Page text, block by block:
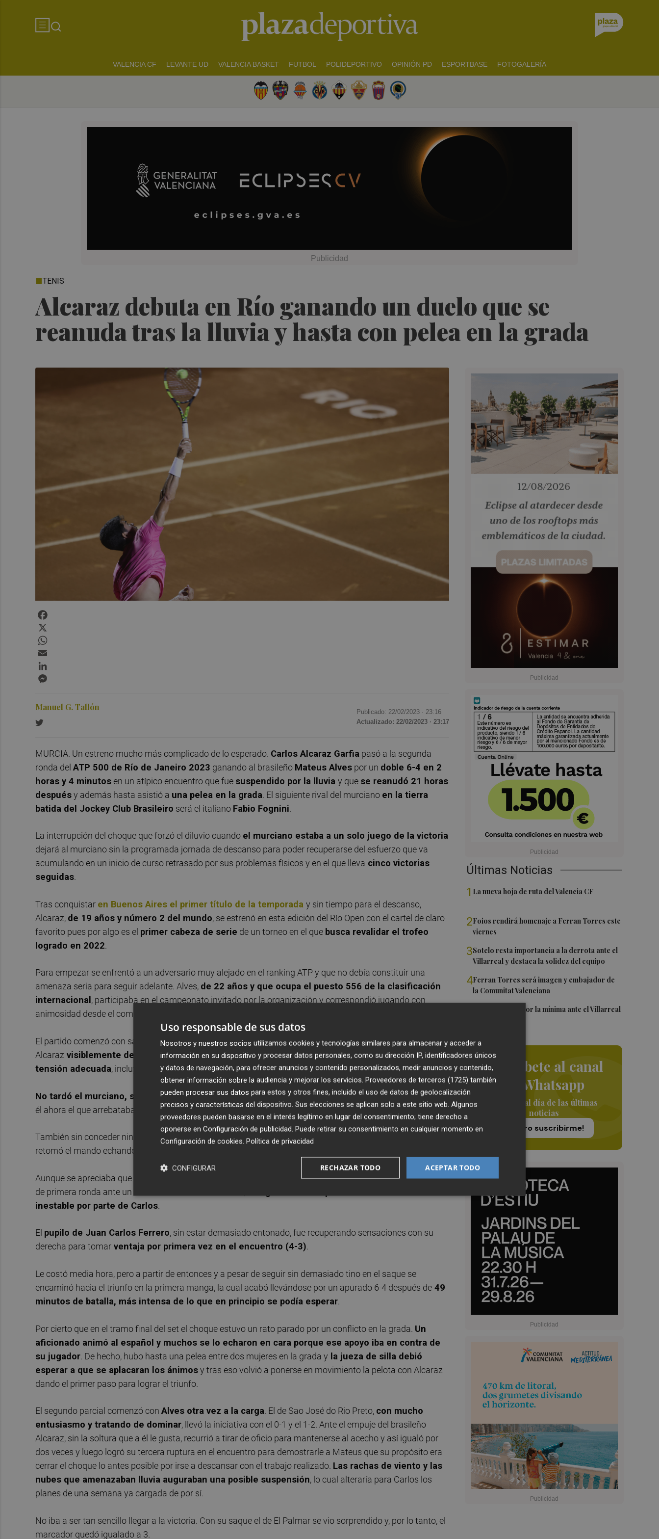
VALENCIA CF LEVANTE UD VALENCIA BASKET FUTBOL POLIDEPORTIVO OPINIÓN PD ESPORTBASE FOTOGALERÍA
Alcaraz debuta en Río ganando un duelo que se
reanuda tras la lluvia y hasta con pelea en la grada
TENIS
Últimas Noticias
1 La nueva hoja de ruta del Valencia CF
2Foios rendirá homenaje a Ferran Torres este
viernes
3Sotelo resta importancia a la derrota ante el
Villarreal y destaca la solidez del equipo
4Ferran Torres será imagen y embajador de
la Comunitat Valenciana
El Levante cae por la mínima ante el Villarreal
Suscríbete al canal
de Whatsapp
Siempre al día de las últimas
noticias
¡Quiero suscribirme!
Manuel G. Tallón Publicado: 22/02/2023 · 23:16
Actualizado: 22/02/2023 · 23:17
MURCIA. Un estreno mucho más complicado de lo esperado. Carlos Alcaraz Garfia pasó a la segunda
ronda del ATP 500 de Río de Janeiro 2023 ganando al brasileño Mateus Alves por un doble 6-4 en 2
horas y 4 minutos en un atípico encuentro que fue suspendido por la lluvia y que se reanudó 21 horas
despuésy además hasta asistió a una pelea en la grada. El siguiente rival del murciano en la tierra
batida del Jockey Club Brasileiro será el italiano Fabio Fognini.
La interrupción del choque que forzó el diluvio cuando el murciano estaba a un solo juego de la victoria
dejará al murciano sin la programada jornada de descanso para poder recuperarse del esfuerzo que va
acumulando en un inicio de curso retrasado por sus problemas físicos y en el que lleva cinco victorias
seguidas.
Tras conquistar en Buenos Aires el primer título de la temporada y sin tiempo para el descanso,
Alcaraz, de 19 años y número 2 del mundo, se estrenó en esta edición del Río Open con el cartel de claro
favorito pues por algo es el primer cabeza de serie de un torneo en el que busca revalidar el trofeo
logrado en 2022.
Para empezar se enfrentó a un adversario muy alejado en el ranking ATP y que no debía constituir una
amenaza seria para seguir adelante. Alves, de 22 años y que ocupa el puesto 556 de la clasificación
internacional , participaba en el campeonato invitado por la organización y correspondió jugando con
animosidad desde el comienzo
El partido comenzó con saque ganado por Alves, quien acto seguido le rompió el servicio y en blanco a un
Alcaraz visiblemente descentrado y cometiendo errores propios de quien no arranca con la
tensión adecuada, incluyendo una doble falta que puso el break en bandeja a su rival.
No tardó el murciano, sin embargo, en reaccionary arregló lo que había estropeado en el inicio siendo
él ahora el que arrebataba el saque a su rival en blanco.
También sin conceder ningún punto igualó a dos, pero el brasileño, alentado por su público, no desistió y
retomó el mando echando la bola al aire y nuevamente en blanco.
Aunque se apreciaba que para el jugador local era el partido de su vida y para el murciano un encuentro más
de primera ronda ante un adversario semidesconocido,
inestable por parte de Carlos.
El pupilo de Juan Carlos Ferrero, sin estar demasiado entonado, fue recuperando sensaciones con su
derecha para tomar ventaja por primera vez en el encuentro (4-3).
Le costó media hora, pero a partir de entonces y a pesar de seguir sin demasiado tino en el saque se
encaminó hacia el triunfo en la primera manga, la cual acabó llevándose por un apurado 6-4 después de 49
minutos de batalla, más intensa de lo que en principio se podía esperar.
Por cierto que en el tramo final del set el choque estuvo un rato parado por un conflicto en la grada. Un
aficionado animó al español y muchos se lo echaron en cara porque ese apoyo iba en contra de
su jugador. De hecho, hubo hasta una pelea entre dos mujeres en la grada y la jueza de silla debió
esperar a que se aplacaran los ánimosy tras eso volvió a ponerse en movimiento la pelota con Alcaraz
dando el primer paso para lograr el triunfo.
El segundo parcial comenzó con Alves otra vez a la carga. El de Sao José do Rio Preto, con mucho
entusiasmo y tratando de dominar, llevó la iniciativa con el 0-1 y el 1-2. Ante el empuje del brasileño
Alcaraz, sin la soltura que a él le gusta, recurrió a tirar de oficio para mantenerse al acecho y así igualó por
dos veces y luego logró su tercera ruptura en el encuentro para demostrarle a Mateus que su propósito era
cerrar el choque lo antes posible por irse a descansar con el trabajo realizado. Las rachas de viento y las
nubes que amenazaban lluvia auguraban una posible suspensión, lo cual alteraría para Carlos los
planes de una semana ya cargada de por sí.
No iba a ser tan sencillo llegar a la victoria. Con su saque el de El Palmar se vio sorprendido y, por lo tanto, el
marcador quedó igualado a 3.
Uso responsable de sus datos
Nosotros y nuestros socios utilizamos cookies y tecnologías similares para almacenar y acceder a
información en su dispositivo y procesar datos personales, como su dirección IP, identificadores únicos
y datos de navegación, para ofrecer anuncios y contenido personalizados, medir anuncios y contenido,
obtener información sobre la audiencia y mejorar los servicios. Proveedores de terceros (1725) también
pueden procesar sus datos para estos y otros fines, incluido el uso de datos de geolocalización
precisos y características del dispositivo. Sus elecciones se aplican solo a este sitio web. Algunos
proveedores pueden basarse en el interés legítimo en lugar del consentimiento; tiene derecho a
oponerse en Configuración de publicidad. Puede retirar su consentimiento en cualquier momento en
Configuración de cookies. Política de privacidad
ACEPTAR TODO
RECHAZAR TODO
CONFIGURAR